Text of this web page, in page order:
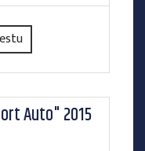
Auto" 2015